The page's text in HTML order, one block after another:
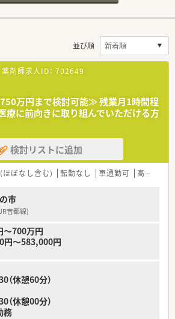
並び順
薬剤師求人ID： 702649
750万円まで検討可能≫ 残業月1時間程
療に前向きに取り組んでいただける方
検討リストに追加
ほぼなし含む) 転勤なし 車通勤可 高給与(600万円以上)
市
吉都線)
～700万円
円～583,000円
（休憩60分）
（休憩00分）
務